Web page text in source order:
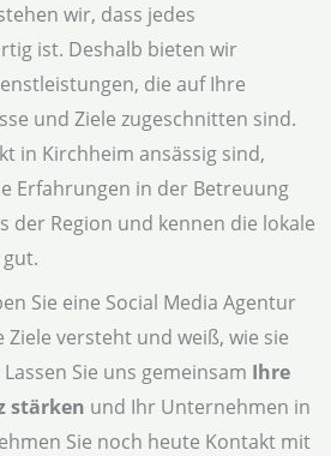
wir, dass jedes
ist. Deshalb bieten wir
die auf Ihre
und Ziele zugeschnitten sind.
in Kirchheim ansässig sind,
Erfahrungen in der Betreuung
der Region und kennen die lokale
Sie eine Social Media Agentur
Ziele versteht und weiß, wie sie
Sie uns gemeinsam Ihre
stärken und Ihr Unternehmen in
Sie noch heute Kontakt mit